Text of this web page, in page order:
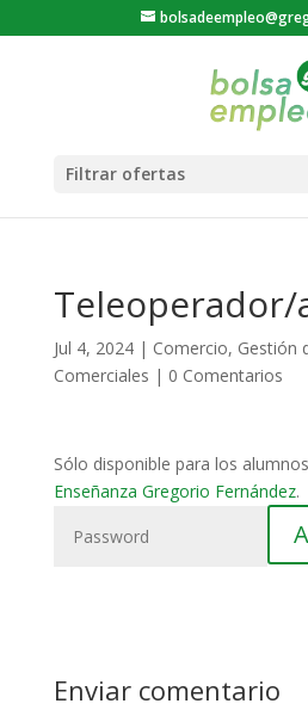
Teleoperador/
Jul 4, 2024| Comercio, Gestión
Comerciales | 0 Comentarios
Sólo disponible para los
Enseñanza Gregorio Fernández.
Enviar comentario